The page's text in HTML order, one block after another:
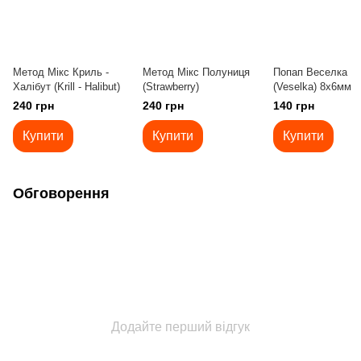
Метод Мікс Криль -
Халібут (Krill - Halibut)
240 грн
Купити
Метод Мікс Полуниця
(Strawberry)
240 грн
Купити
Попап Веселка
(Veselka) 8x6мм
140 грн
Купити
Обговорення
Додайте перший відгук